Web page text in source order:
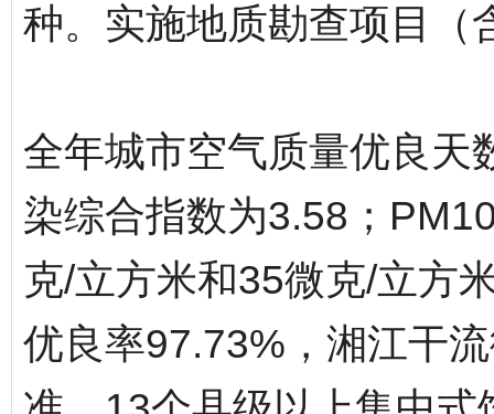
种。实施地质勘查项目（
全年城市空气质量优良天
染综合指数为3.58；
克/立方米和35微克/立方
优良率97.73%，湘江干